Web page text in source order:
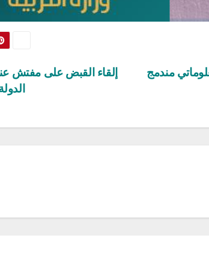
إلقاء القبض على مفتش
مندمج